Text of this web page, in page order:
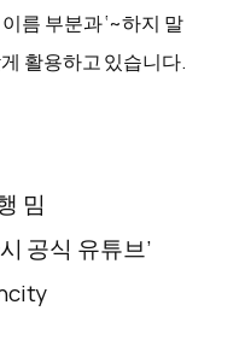
름 부분과 ‘~하지 말
활용하고 있습니다.
공식 유튜브’